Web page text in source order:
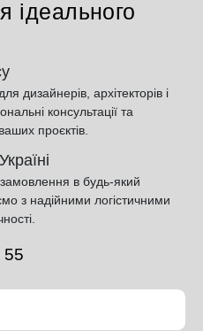
ідеального
дизайнерів, архітекторів і
консультації та
проєктів.
в будь-який
з надійними логістичними
55